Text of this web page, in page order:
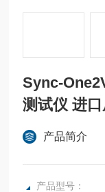
Sync-
测试仪 进
产品简介
产品型号：